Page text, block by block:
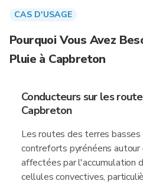
CAS D'USAGE
Pourquoi Vous Avez
Pluie à Capbreton
Conducteurs sur les
Capbreton
Les routes des terres
contreforts pyrénéens
affectées par l'accumulation
cellules convectives,